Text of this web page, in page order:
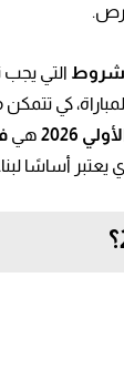
التي يجب
كي
2026 هي
يعتبر أساسًا